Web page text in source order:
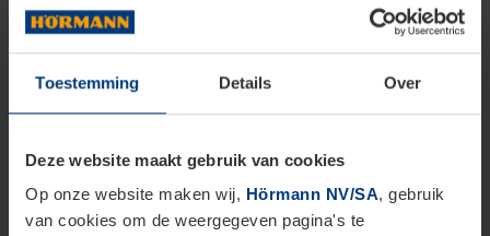
Toestemming Details Over
Deze website maakt gebruik van cookies
Op onze website maken wij, Hörmann NV/SA, gebruik
van cookies om de weergegeven pagina's te